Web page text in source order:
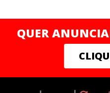
Instagram:
QUER